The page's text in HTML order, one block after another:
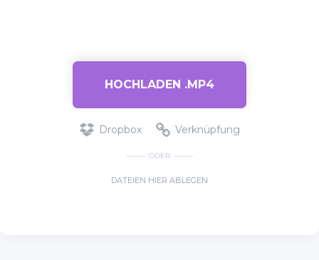
HOCHLADEN .MP4
Dropbox Verknüpfung
ODER
DATEIEN HIER ABLEGEN